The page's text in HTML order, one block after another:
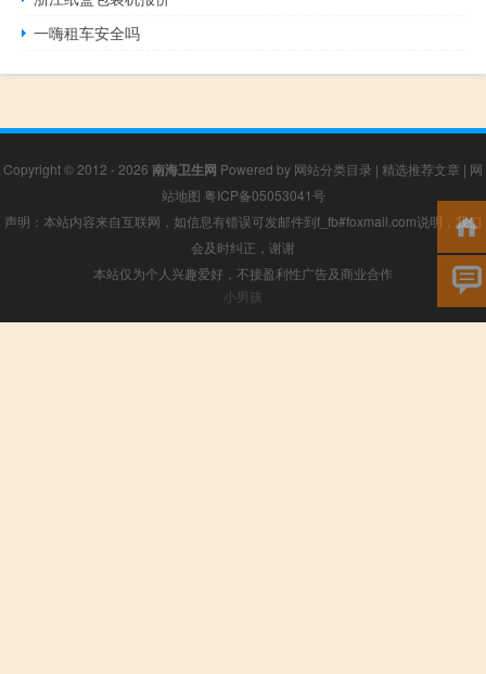
一嗨租车安全吗
Copyright © 2012 - 2026 南海卫生网 Powered by 网站分类目录 | 精选推荐文章 | 网
站地图 粤ICP备05053041号
声明：本站内容来自互联网，如信息有错误可发邮件到f_fb#foxmail.com说明，我们
会及时纠正，谢谢
本站仅为个人兴趣爱好，不接盈利性广告及商业合作
小男孩